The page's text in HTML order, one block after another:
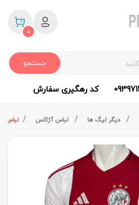
جستجو
0
کد رهگیری سفارش
دیگر لیگ ها لباس آژاکس لباس